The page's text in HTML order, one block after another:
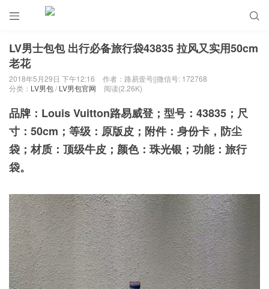
 
LV男士包包 出行必备旅行袋43835 拉风又实用50cm
老花
2018年5月29日 下午12:16
作者：路易壹号||微信号: 172768
分类： LV男包/ LV男包官网 阅读(2.26K)
品牌：Louis Vuitton路易威登；型号：43835；尺
寸：50cm；等级：原版皮；附件：身份卡，防尘
袋；材质：顶级牛皮；颜色：珠光银；功能：旅行
袋。